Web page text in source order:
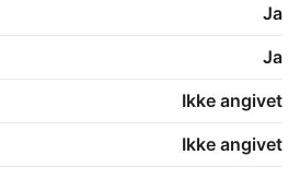
Ja
Ja
Ikke angivet
Ikke angivet